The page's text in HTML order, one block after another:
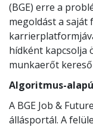
(BGE) erre a
megoldást a saját
hídként kapcsolja
munkaerőt
Algoritmus-
A BGE Job &
állásportál. A